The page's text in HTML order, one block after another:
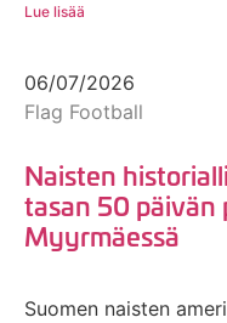
Lue lisää
06/07/2026
Flag Football
Naisten
tasan 50 päivän
Myyrmäessä
Suomen naisten